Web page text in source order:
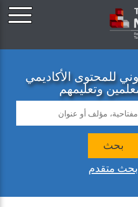
للمحتوى الأكاديمي
وتعليمهم
بحث
بحث متقدم